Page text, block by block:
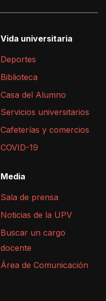
Vida universitaria
Deportes
Biblioteca
Casa del Alumno
Servicios universitarios
Cafeterías y comercios
COVID-19
Media
Sala de prensa
Noticias de la UPV
Buscar un cargo
docente
Área de Comunicación